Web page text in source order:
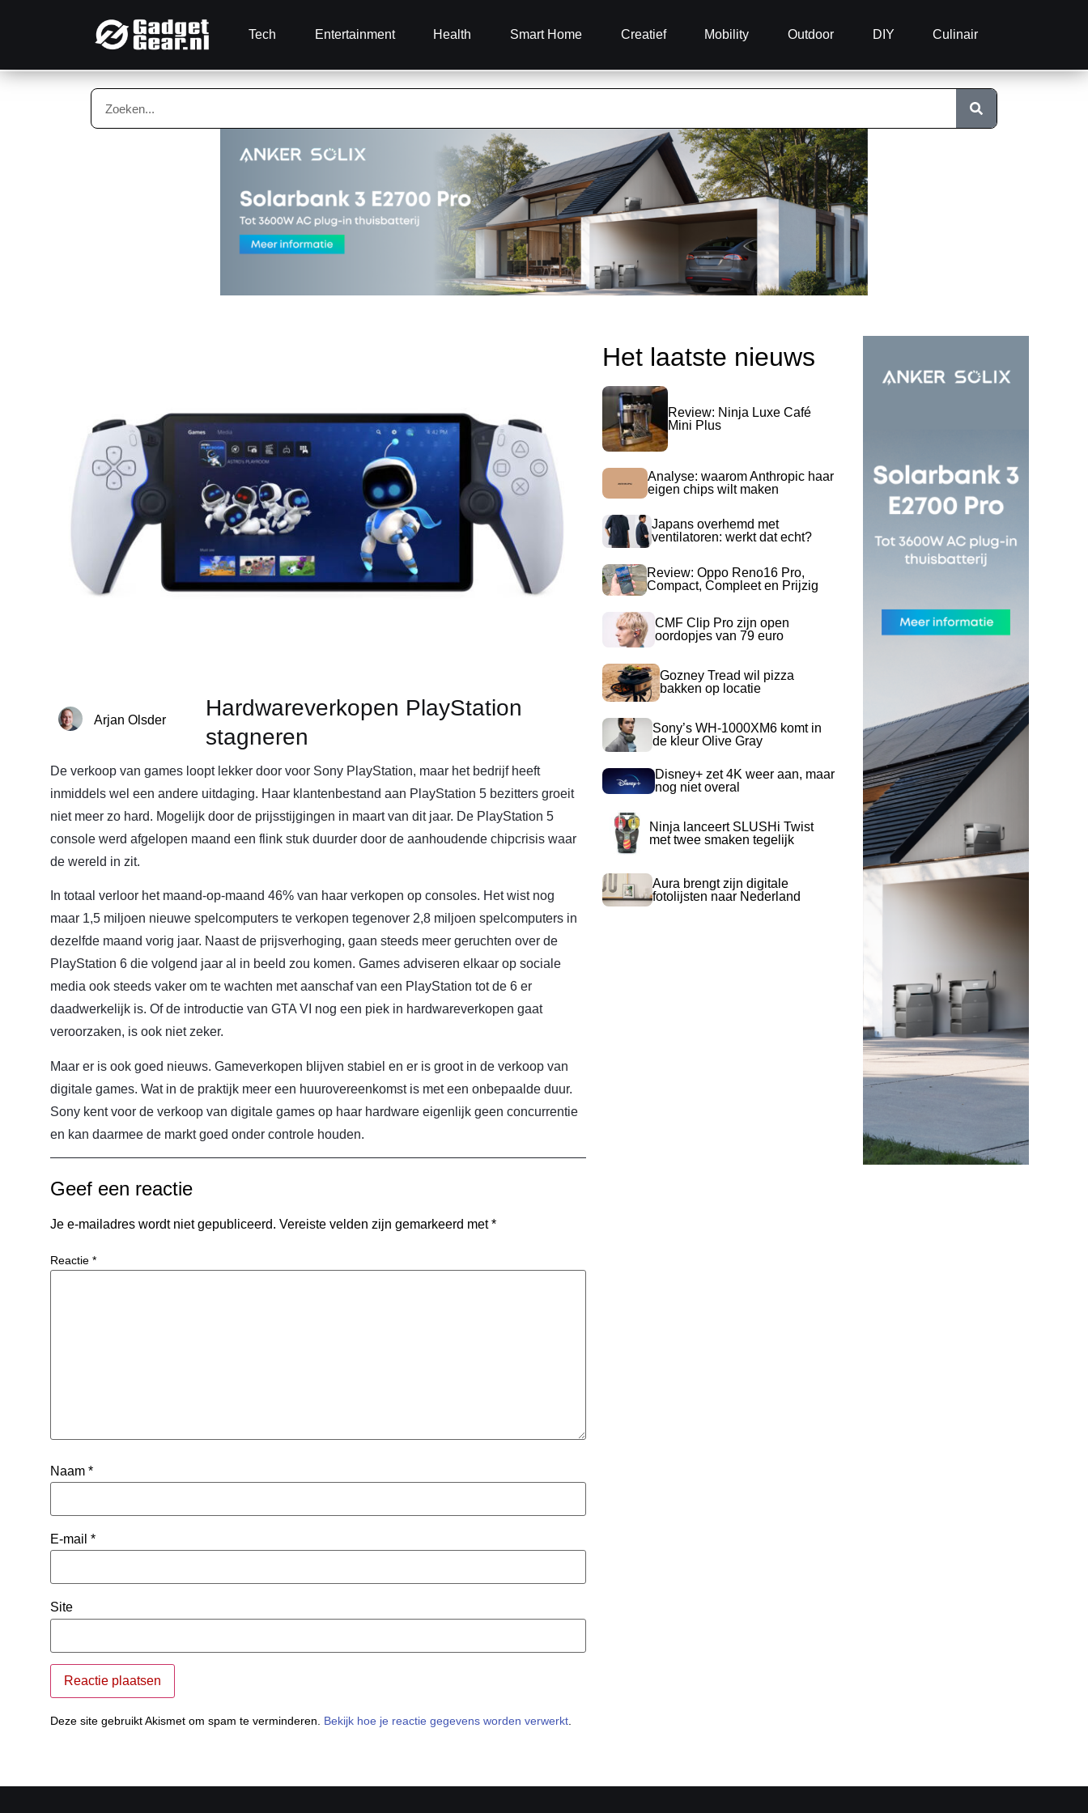
Tech Entertainment Health Smart Home Creatief Mobility Outdoor DIY Culinair
Arjan Olsder
Hardwareverkopen PlayStation
stagneren
De verkoop van games loopt lekker door voor Sony PlayStation, maar het bedrijf heeft
inmiddels wel een andere uitdaging. Haar klantenbestand aan PlayStation 5 bezitters groeit
niet meer zo hard. Mogelijk door de prijsstijgingen in maart van dit jaar. De PlayStation 5
console werd afgelopen maand een flink stuk duurder door de aanhoudende chipcrisis waar
de wereld in zit.
In totaal verloor het maand-op-maand 46% van haar verkopen op consoles. Het wist nog
maar 1,5 miljoen nieuwe spelcomputers te verkopen tegenover 2,8 miljoen spelcomputers in
dezelfde maand vorig jaar. Naast de prijsverhoging, gaan steeds meer geruchten over de
PlayStation 6 die volgend jaar al in beeld zou komen. Games adviseren elkaar op sociale
media ook steeds vaker om te wachten met aanschaf van een PlayStation tot de 6 er
daadwerkelijk is. Of de introductie van GTA VI nog een piek in hardwareverkopen gaat
veroorzaken, is ook niet zeker.
Maar er is ook goed nieuws. Gameverkopen blijven stabiel en er is groot in de verkoop van
digitale games. Wat in de praktijk meer een huurovereenkomst is met een onbepaalde duur.
Sony kent voor de verkoop van digitale games op haar hardware eigenlijk geen concurrentie
en kan daarmee de markt goed onder controle houden.
Geef een reactie
Je e-mailadres wordt niet gepubliceerd. Vereiste velden zijn gemarkeerd met*
Reactie *
Naam *
E-mail *
Site
Deze site gebruikt Akismet om spam te verminderen. Bekijk hoe je reactie gegevens worden verwerkt.
Het laatste nieuws
Review: Ninja Luxe Café
Mini Plus
Analyse: waarom Anthropic haar
eigen chips wilt maken
Japans overhemd met
ventilatoren: werkt dat echt?
Review: Oppo Reno16 Pro,
Compact, Compleet en Prijzig
CMF Clip Pro zijn open
oordopjes van 79 euro
Gozney Tread wil pizza
bakken op locatie
Sony’s WH-1000XM6 komt in
de kleur Olive Gray
Disney+ zet 4K weer aan, maar
nog niet overal
Ninja lanceert SLUSHi Twist
met twee smaken tegelijk
Aura brengt zijn digitale
fotolijsten naar Nederland